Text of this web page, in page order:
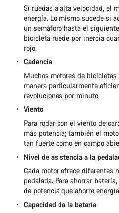
Si ruedas a alta velocidad, el
energía. Lo mismo sucede si
un semáforo hasta el
bicicleta ruede por inercia
rojo.
Cadencia
Muchos motores de
manera particularmente
revoluciones por minuto.
Viento
Para rodar con el viento de
más potencia; también el
tan fuerte como en campo
Nivel de asistencia a la
Cada motor ofrece diferentes
pedalada. Para ahorrar
de potencia que ahorre
Capacidad de la batería